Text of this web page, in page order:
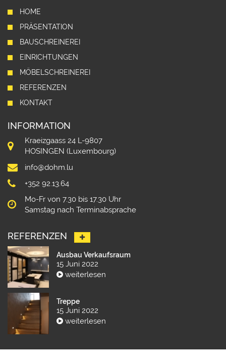
HOME
PRÄSENTATION
BAUSCHREINEREI
EINRICHTUNGEN
MÖBELSCHREINEREI
REFERENZEN
KONTAKT
INFORMATION
Kraeizgaass 24 L-9807
HOSINGEN (Luxembourg)
info@dohm.lu
+352 92.13.64
Mo-Fr von 7.30 bis 17.30 Uhr
Samstag nach Terminabsprache
REFERENZEN
Ausbau Verkaufsraum
15 Juni 2022
weiterlesen
Treppe
15 Juni 2022
weiterlesen